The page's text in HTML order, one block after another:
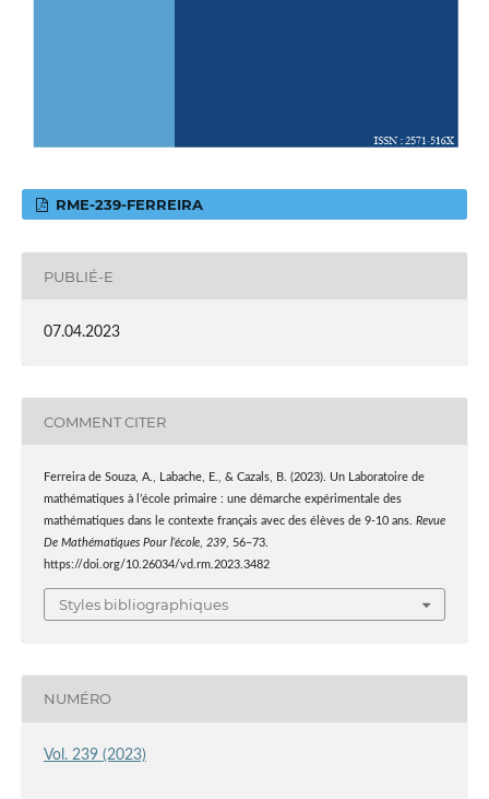
RME-239-FERREIRA
PUBLIÉ-E
07.04.2023
COMMENT CITER
Ferreira de Souza, A., Labache, E., & Cazals, B. (2023). Un Laboratoire de
mathématiques à l’école primaire : une démarche expérimentale des
mathématiques dans le contexte français avec des élèves de 9-10 ans. Revue
De Mathématiques Pour l’école, 239, 56–73.
https://doi.org/10.26034/vd.rm.2023.3482
Styles bibliographiques
NUMÉRO
Vol. 239 (2023)